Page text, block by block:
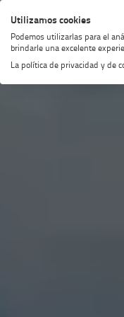
Saltar
al
menú
Saltar
al
contenido
Saltar
al
footer
Activar
alto
contraste
MENÚ
Utilizamos cookies
Podemos utilizarlas para el
brindarle una excelente
La política de privacidad y de